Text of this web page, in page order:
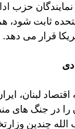
نمایندگان حزب
ثابت شود،
قرار می دهد.
لبنان،
را در جنگ های
چندین